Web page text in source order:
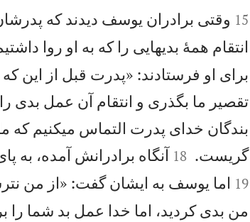


15 وقتی برادران يوسف ديدند كه
انتقام همهٔ بديهايی را كه به او روا
برای او فرستادند: «پدرت قبل از اين كه
تقصير ما بگذری و انتقام آن عمل بدی
بندگان خدای پدرت التماس میكنيم كه
گريست.

18 آنگاه برادرانش آمده، به
19 اما يوسف به ايشان گفت: «از من
من بدی كرديد، اما خدا عمل بد شما را